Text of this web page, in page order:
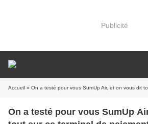
Publicité
Accueil » On a testé pour vous SumUp Air, et on vous dit
On a testé pour vous SumUp